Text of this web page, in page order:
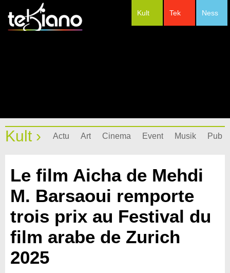
Ness
Tek
Kult
Kult › Actu Art Cinema Event Musik Pub
Le film Aicha de Mehdi
M. Barsaoui remporte
trois prix au Festival du
film arabe de Zurich
2025